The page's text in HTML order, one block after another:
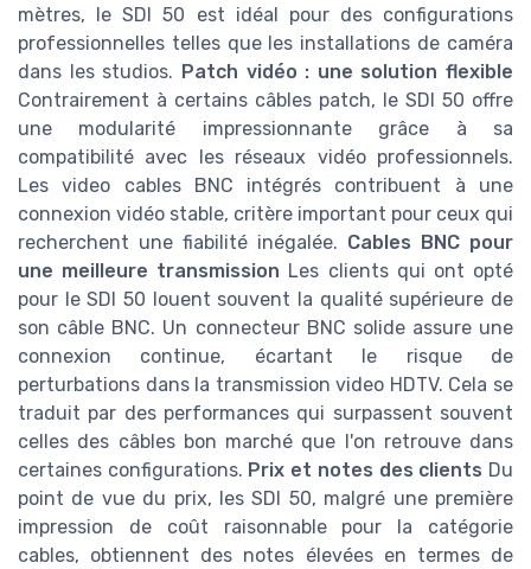
mètres, le SDI 50 est idéal pour des configurations
professionnelles telles que les installations de caméra
dans les studios. Patch vidéo : une solution flexible
Contrairement à certains câbles patch, le SDI 50 offre
une modularité impressionnante grâce à sa
compatibilité avec les réseaux vidéo professionnels.
Les video cables BNC intégrés contribuent à une
connexion vidéo stable, critère important pour ceux qui
recherchent une fiabilité inégalée. Cables BNC pour
une meilleure transmission Les clients qui ont opté
pour le SDI 50 louent souvent la qualité supérieure de
son câble BNC. Un connecteur BNC solide assure une
connexion continue, écartant le risque de
perturbations dans la transmission video HDTV. Cela se
traduit par des performances qui surpassent souvent
celles des câbles bon marché que l'on retrouve dans
certaines configurations. Prix et notes des clients Du
point de vue du prix, les SDI 50, malgré une première
impression de coût raisonnable pour la catégorie
cables, obtiennent des notes élevées en termes de